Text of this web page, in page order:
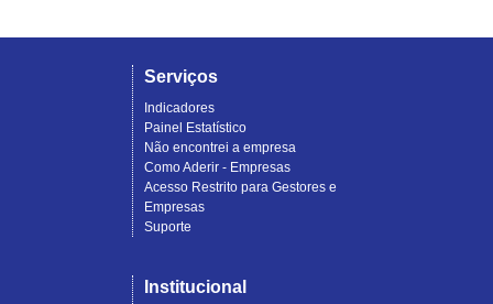
Serviços
Indicadores
Painel Estatístico
Não encontrei a empresa
Como Aderir - Empresas
Acesso Restrito para Gestores e
Empresas
Suporte
Institucional